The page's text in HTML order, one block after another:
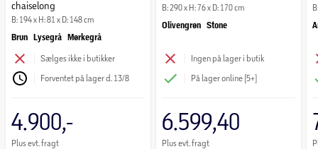
chaiselong
B: 194 x H: 81 x D: 148 cm
Brun Lysegrå Mørkegrå
Sælges ikke i butikker
Forventet på lager d. 13/8
4.900,-
Plus evt. fragt
B: 290 x H: 76 x D: 170 cm
Olivengrøn Stone
Ingen på lager i butik
På lager online (5+)
6.599,40
Plus evt. fragt